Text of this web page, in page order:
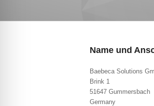
Name und
Baebeca Solutions
Brink 1
51647 Gummersbach
Germany